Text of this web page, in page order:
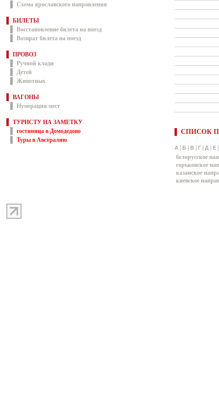
Схема ярославского направления
БИЛЕТЫ
Восстановление билета на поезд
Возврат билета на поезд
ПРОВОЗ
Ручной клади
Детей
Животных
ВАГОНЫ
Нумерация мест
ТУРИСТУ НА ЗАМЕТКУ
гостиница в Домодедово
Туры в Австралию
СПИСОК
А Б В Г Д Е
белорусское
горьковское
казанское
киевское